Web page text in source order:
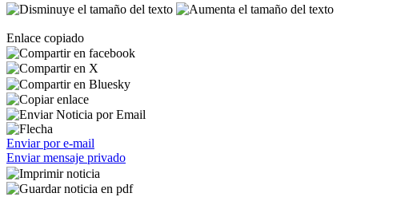
Enlace copiado
Enviar por e-mail
Enviar mensaje privado